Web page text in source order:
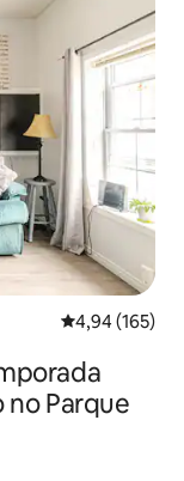
4,94 de uma
4,94 (165)
Parque